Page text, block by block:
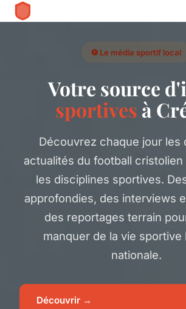
⚽ Le média sportif local
Votre source
sportives à
Découvrez chaque jour les
actualités du football
les disciplines sportives.
approfondies, des interviews
des reportages terrain
manquer de la vie sportive
nationale.
Découvrir →